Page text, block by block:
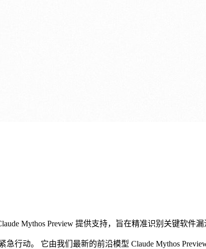
Mythos Preview 提供支持，旨在精准识别关键软件漏
急行动。 它由我们最新的前沿模型 Claude Mythos